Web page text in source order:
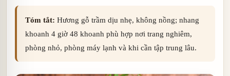
Tóm tắt: Hương gỗ trầm dịu nhẹ, không nồng; nhang
khoanh 4 giờ 48 khoanh phù hợp nơi trang nghiêm,
phòng nhỏ, phòng máy lạnh và khi cần tập trung lâu.